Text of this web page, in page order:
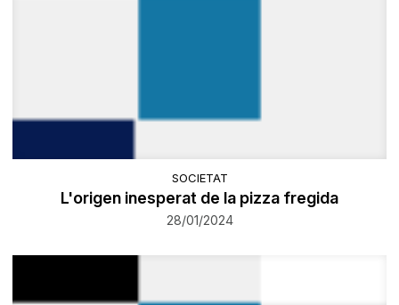
SOCIETAT
L'origen inesperat de la pizza fregida
28/01/2024